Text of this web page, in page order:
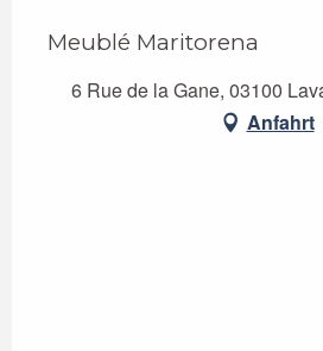
Meublé Maritorena
6 Rue de la Gane, 03100
Anfahrt